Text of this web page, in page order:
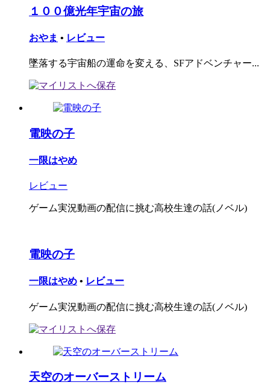
１００億光年宇宙の旅
おやま • レビュー
墜落する宇宙船の運命を変える、SFアドベンチャー...
電映の子
一限はやめ
レビュー
ゲーム実況動画の配信に挑む高校生達の話(ノベル)
電映の子
一限はやめ • レビュー
ゲーム実況動画の配信に挑む高校生達の話(ノベル)
天空のオーバーストリーム